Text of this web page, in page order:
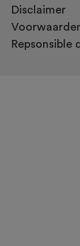
Disclaimer
Repsonsible